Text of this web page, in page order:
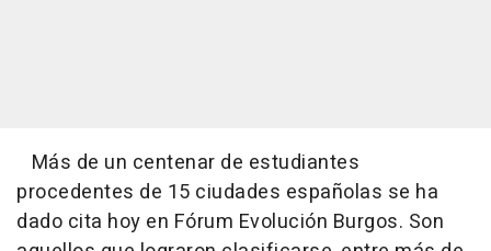
Más de un centenar de estudiantes
procedentes de 15 ciudades españolas se ha
dado cita hoy en Fórum Evolución Burgos. Son